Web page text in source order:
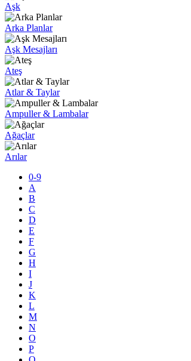
Aşk
Arka Planlar
Aşk Mesajları
Ateş
Atlar & Taylar
Ampuller & Lambalar
Ağaçlar
Arılar
0-9
A
B
C
D
E
F
G
H
I
J
K
L
M
N
O
P